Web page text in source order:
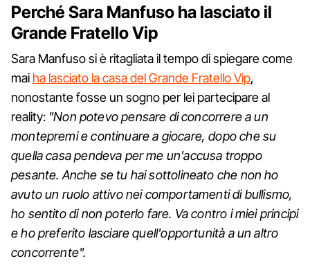
Perché Sara Manfuso ha lasciato il
Grande Fratello Vip
Sara Manfuso si è ritagliata il tempo di spiegare come
mai ha lasciato la casa del Grande Fratello Vip,
nonostante fosse un sogno per lei partecipare al
reality: "Non potevo pensare di concorrere a un
montepremi e continuare a giocare, dopo che su
quella casa pendeva per me un'accusa troppo
pesante. Anche se tu hai sottolineato che non ho
avuto un ruolo attivo nei comportamenti di bullismo,
ho sentito di non poterlo fare. Va contro i miei principi
e ho preferito lasciare quell'opportunità a un altro
concorrente".